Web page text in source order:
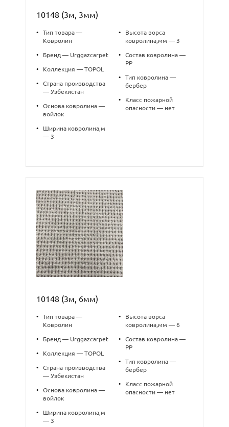
10148 (3м, 3мм)
•
Тип товара —
Ковролин
• Бренд — Urggazcarpet
• Коллекция — TOPOL
•
Страна производства
— Узбекистан
•
Основа ковролина —
войлок
•
Ширина ковролина,м
— 3
•
Высота ворса
ковролина,мм — 3
•
Состав ковролина —
PP
•
Тип ковролина —
бербер
•
Класс пожарной
опасности — нет
10148 (3м, 6мм)
•
Тип товара —
Ковролин
• Бренд — Urggazcarpet
• Коллекция — TOPOL
•
Страна производства
— Узбекистан
•
Основа ковролина —
войлок
•
Ширина ковролина,м
— 3
•
Высота ворса
ковролина,мм — 6
•
Состав ковролина —
PP
•
Тип ковролина —
бербер
•
Класс пожарной
опасности — нет